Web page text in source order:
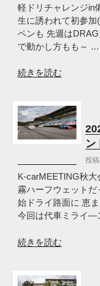
く
お
願
い
ま
ノ”
の
軽ドリチャレンジin
生に誘われて初参加
ペンも 先週は
で動かし方もも～ …
“軽
チ
ャ
レ
ジ
in
備
北
サ
キ
乙！
続きを読む
ン
投
K-carMEETING秋
霧ハーフウェット
始ドライ路面に 恵
今回は代車ミライ―
“2025K-
大
続きを読む